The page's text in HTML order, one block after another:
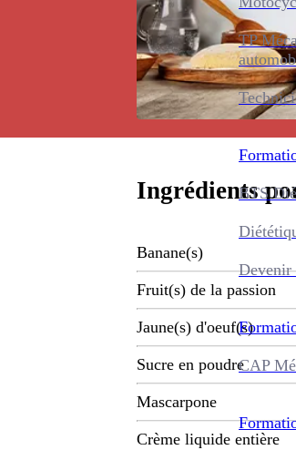
TP
BTS
Devenir
CAP
Ingrédients
Banane(s)
Fruit(s) de la passion
Jaune(s) d'oeuf(s)
Sucre en poudre
Mascarpone
Crème liquide entière